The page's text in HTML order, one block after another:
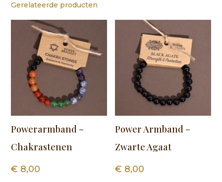
Gerelateerde producten
Powerarmband –
Chakrastenen
€ 8,00
Power Armband –
Zwarte Agaat
€ 8,00